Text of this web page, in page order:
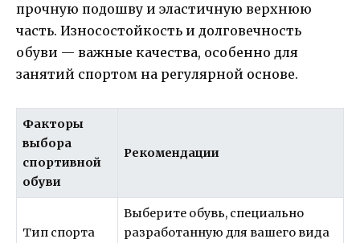
прочную подошву и эластичную верхнюю
часть. Износостойкость и долговечность
обуви — важные качества, особенно для
занятий спортом на регулярной основе.
Факторы
выбора
спортивной
обуви
Рекомендации
Тип спорта
Выберите обувь, специально
разработанную для вашего вида